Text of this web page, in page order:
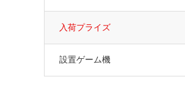
入荷プライズ
設置ゲーム機